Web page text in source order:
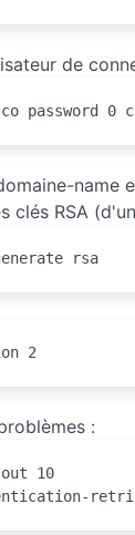
de
password 0
name
clés RSA
rsa
2
:
10